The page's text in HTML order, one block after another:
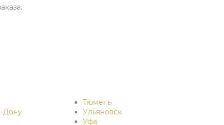
Дону
Тюмень
Ульяновск
Уфа